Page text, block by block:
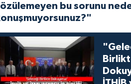
bu sorunu